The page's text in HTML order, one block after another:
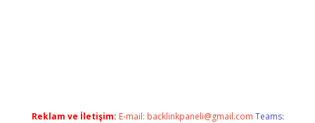
Reklam ve İletişim: E-mail: backlinkpaneli@gmail.com Teams: